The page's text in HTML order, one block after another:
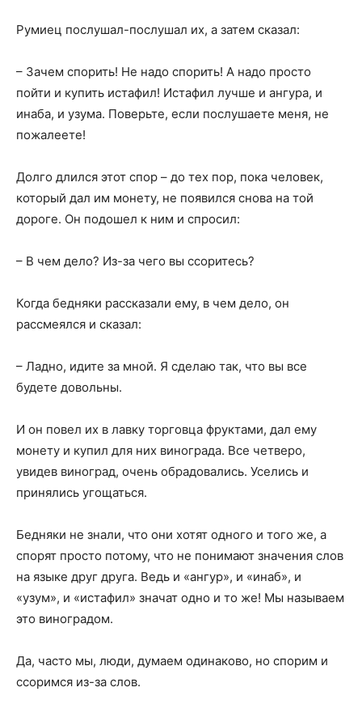
Румиец послушал-послушал их, а затем сказал:
– Зачем спорить! Не надо спорить! А надо просто
пойти и купить истафил! Истафил лучше и ангура, и
инаба, и узума. Поверьте, если послушаете меня, не
пожалеете!
Долго длился этот спор – до тех пор, пока человек,
который дал им монету, не появился снова на той
дороге. Он подошел к ним и спросил:
– В чем дело? Из-за чего вы ссоритесь?
Когда бедняки рассказали ему, в чем дело, он
рассмеялся и сказал:
– Ладно, идите за мной. Я сделаю так, что вы все
будете довольны.
И он повел их в лавку торговца фруктами, дал ему
монету и купил для них винограда. Все четверо,
увидев виноград, очень обрадовались. Уселись и
принялись угощаться.
Бедняки не знали, что они хотят одного и того же, а
спорят просто потому, что не понимают значения слов
на языке друг друга. Ведь и «ангур», и «инаб», и
«узум», и «истафил» значат одно и то же! Мы называем
это виноградом.
Да, часто мы, люди, думаем одинаково, но спорим и
ссоримся из-за слов.